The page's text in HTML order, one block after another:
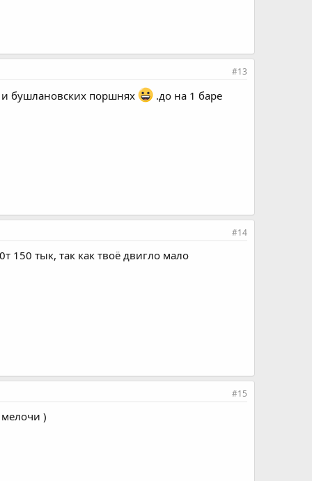
#13
и бушлановских поршнях
.до на 1 баре
#14
150 тык, так как твоё двигло мало
#15
)